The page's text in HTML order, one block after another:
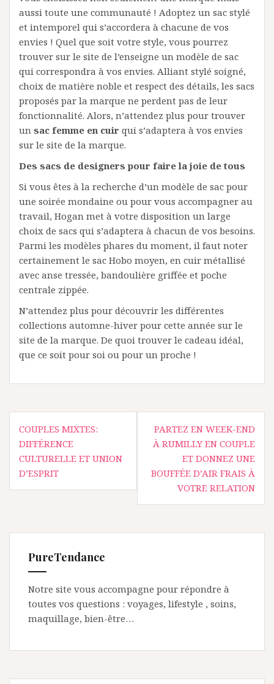
aussi toute une communauté ! Adoptez un sac stylé
et intemporel qui s’accordera à chacune de vos
envies ! Quel que soit votre style, vous pourrez
trouver sur le site de l’enseigne un modèle de sac
qui correspondra à vos envies. Alliant stylé soigné,
choix de matière noble et respect des détails, les sacs
proposés par la marque ne perdent pas de leur
fonctionnalité. Alors, n’attendez plus pour trouver
un sac femme en cuir qui s’adaptera à vos envies
sur le site de la marque.
Des sacs de designers pour faire la joie de tous
Si vous êtes à la recherche d’un modèle de sac pour
une soirée mondaine ou pour vous accompagner au
travail, Hogan met à votre disposition un large
choix de sacs qui s’adaptera à chacun de vos besoins.
Parmi les modèles phares du moment, il faut noter
certainement le sac Hobo moyen, en cuir métallisé
avec anse tressée, bandoulière griffée et poche
centrale zippée.
N’attendez plus pour découvrir les différentes
collections automne-hiver pour cette année sur le
site de la marque. De quoi trouver le cadeau idéal,
que ce soit pour soi ou pour un proche !
Navigation
de
l’article
COUPLES MIXTES:
DIFFÉRENCE
CULTURELLE ET UNION
D’ESPRIT
PARTEZ EN WEEK-END
À RUMILLY EN COUPLE
ET DONNEZ UNE
BOUFFÉE D’AIR FRAIS À
VOTRE RELATION
PureTendance
Notre site vous accompagne pour répondre à
toutes vos questions : voyages, lifestyle , soins,
maquillage, bien-être…